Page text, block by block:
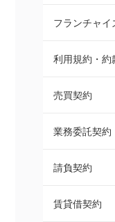
利用規約・
覚書・合意
承諾書
雇用契約
その他契約
売買契約
フランチャイ
利用規約・約
売買契約
業務委託契約
請負契約
賃貸借契約